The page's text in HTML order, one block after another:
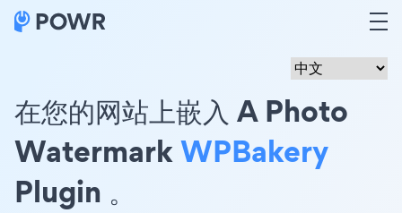
在您的网站上嵌入 A Photo
WatermarkWPBakery
Plugin 。